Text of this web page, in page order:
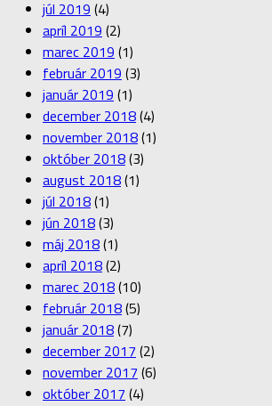
júl 2019 (4)
apríl 2019 (2)
marec 2019 (1)
február 2019 (3)
január 2019 (1)
december 2018(4)
november 2018(1)
október 2018(3)
august 2018(1)
júl 2018(1)
jún 2018(3)
máj 2018(1)
apríl 2018(2)
marec 2018(10)
február 2018(5)
január 2018(7)
december 2017 (2)
november 2017 (6)
október 2017 (4)